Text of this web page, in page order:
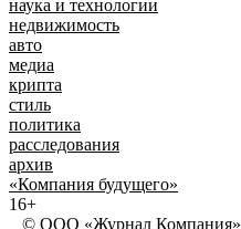
наука и технологии
недвижимость
авто
медиа
крипта
стиль
политика
расследования
архив
«Компания будущего»
16+
© ООО «Журнал Компания»